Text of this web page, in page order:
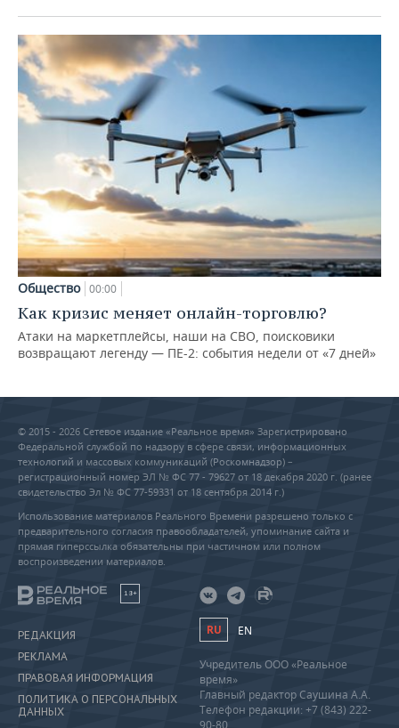
Общество 00:00
Как кризис меняет онлайн-торговлю?
Атаки на маркетплейсы, наши на СВО, поисковики
возвращают легенду — ПЕ-2: события недели от «7 дней»
© 2015 - 2026 Сетевое издание «Реальное время» Зарегистрировано
Федеральной службой по надзору в сфере связи, информационных
технологий и массовых коммуникаций (Роскомнадзор) –
регистрационный номер ЭЛ № ФС 77 - 79627 от 18 декабря 2020 г. (ранее
свидетельство Эл № ФС 77-59331 от 18 сентября 2014 г.)
Использование материалов Реального Времени разрешено только с
предварительного согласия правообладателей, упоминание сайта и
прямая гиперссылка обязательны при частичном или полном
воспроизведении материалов.
18+
РЕДАКЦИЯ
РЕКЛАМА
ПРАВОВАЯ ИНФОРМАЦИЯ
ПОЛИТИКА О ПЕРСОНАЛЬНЫХ
ДАННЫХ
RU EN
Учредитель ООО «Реальное
время»
Главный редактор Саушина А.А.
Телефон редакции: +7 (843) 222-
90-80